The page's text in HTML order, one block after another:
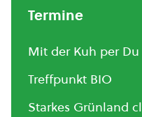
Termine
Mit der Kuh per Du
Treffpunkt BIO
Starkes Grünland